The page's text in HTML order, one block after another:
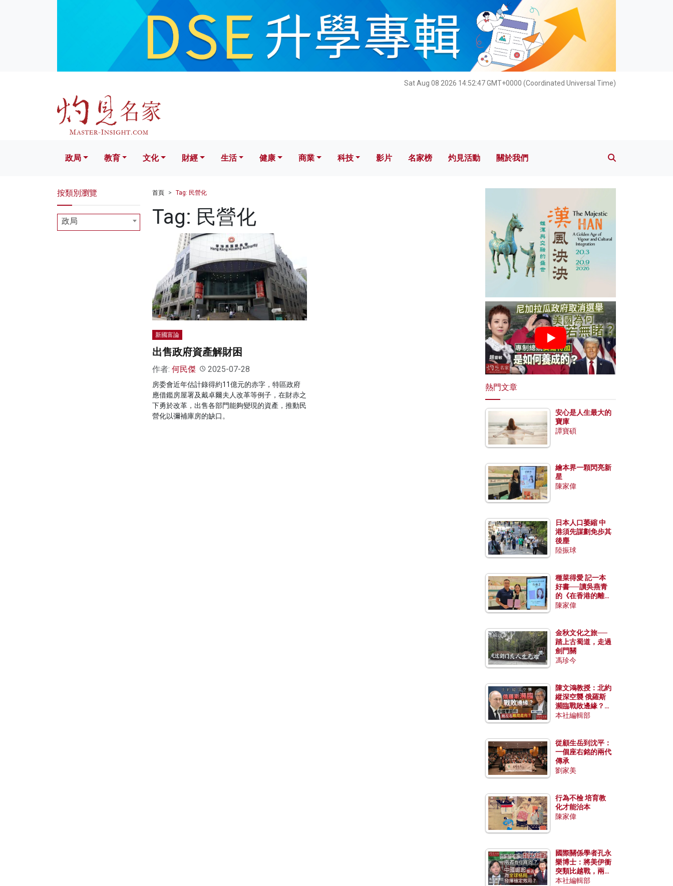
Sat Aug 08 2026 14:52:48 GMT+0000 (Coordinated Universal Time)
文化 財經 生活 健康 科技 影片 名家榜 灼見活動 關於我們
政局 教育 文化 財經 生活 健康 商業 科技 影片 名家榜 灼見活動 關於我們
首頁 Tag: 民營化
Tag: 民營化
新國富論
出售政府資產解財困
作者: 何民傑 2025-07-28
房委會近年估計錄得約11億元的赤字，特區政府
應借鑑房屋署及戴卓爾夫人改革等例子，在財赤之
下勇於改革，出售各部門能夠變現的資產，推動民
營化以彌補庫房的缺口。
按類別瀏覽
政局
熱門文章
安心是人生最大的
寶庫
譚寶碩
繪本界一顆閃亮新
星
陳家偉
日本人口萎縮 中
港須先謀劃免步其
後塵
陸振球
種菜得愛 記一本
好書──讀吳燕青
的《在香港的離島
種菜》
陳家偉
金秋文化之旅──
踏上古蜀道，走過
劍門關
馮珍今
陳文鴻教授：北約
縱深空襲 俄羅斯
瀕臨戰敗邊緣？中
國零部件能左右戰
本社編輯部
從顧生岳到沈平：
一個座右銘的兩代
傳承
劉家美
行為不檢 培育教
化才能治本
陳家偉
國際關係學者孔永
樂博士：將美伊衝
突類比越戰，兩者
有何異同？中國崛
本社編輯部